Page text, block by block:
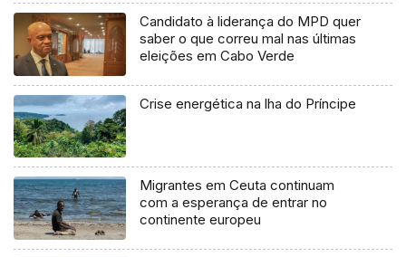
Candidato à liderança do MPD quer
saber o que correu mal nas últimas
eleições em Cabo Verde
Crise energética na lha do Príncipe
Migrantes em Ceuta continuam
com a esperança de entrar no
continente europeu